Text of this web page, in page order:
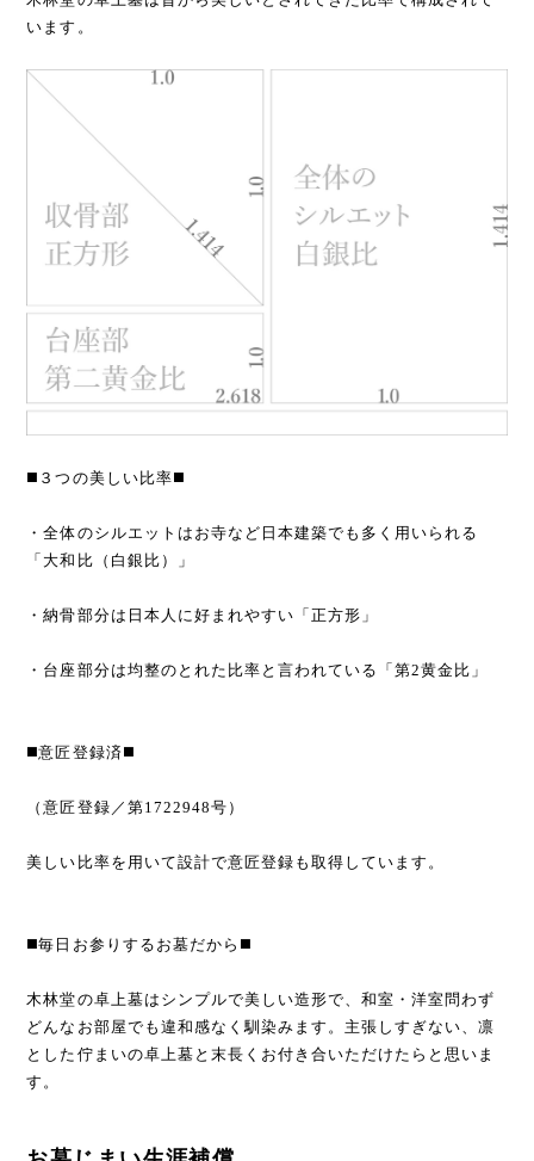
います。
◼️３つの美しい比率◼️
・全体のシルエットはお寺など日本建築でも多く用いられる
「大和比（白銀比）」
・納骨部分は日本人に好まれやすい「正方形」
・台座部分は均整のとれた比率と言われている「第2黄金比」
◼️意匠登録済◼️
（意匠登録／第1722948号）
美しい比率を用いて設計で意匠登録も取得しています。
◼️毎日お参りするお墓だから◼️
木林堂の卓上墓はシンプルで美しい造形で、和室・洋室問わず
どんなお部屋でも違和感なく馴染みます。主張しすぎない、凛
とした佇まいの卓上墓と末長くお付き合いただけたらと思いま
す。